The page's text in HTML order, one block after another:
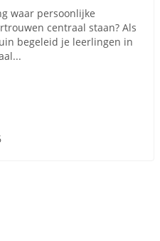
waar persoonlijke
centraal staan? Als
begeleid je leerlingen in